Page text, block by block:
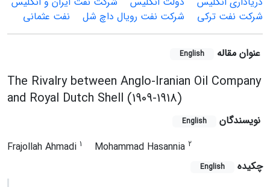
شرکت نفت ترکی
شرکت نفت رویال داچ شل نفت عثمانی
عنوان مقاله English
The Rivalry between Anglo-Iranian Oil Company
and Royal Dutch Shell (1909-1918)
نویسندگان English
Frajollah Ahmadi 1 Mohammad Hasannia 2
چکیده English